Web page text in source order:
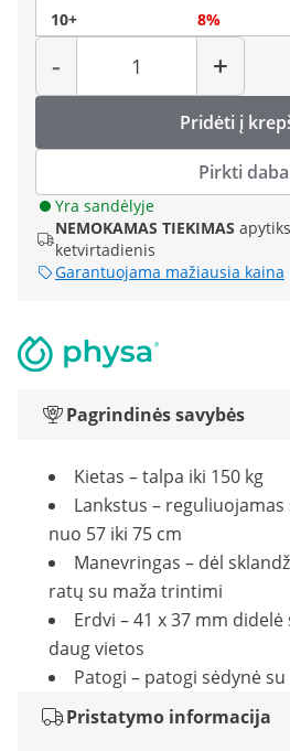
10+
8%
-
Kiekis
+
Pridėti į
Pirkti
Yra sandėlyje
NEMOKAMAS TIEKIMAS
ketvirtadienis
Garantuojama mažiausia kaina
Pagrindinės savybės
Kietas – talpa iki 150 kg
Lankstus –
nuo 57 iki 75 cm
Manevringas – dėl
ratų su maža trintimi
Erdvi – 41 x 37 mm
daug vietos
Patogi – patogi sėdynė
Pristatymo informacija